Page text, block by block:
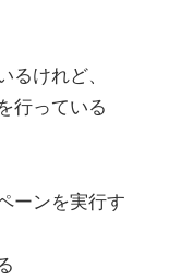
けれど、
行っている
ーンを実行す